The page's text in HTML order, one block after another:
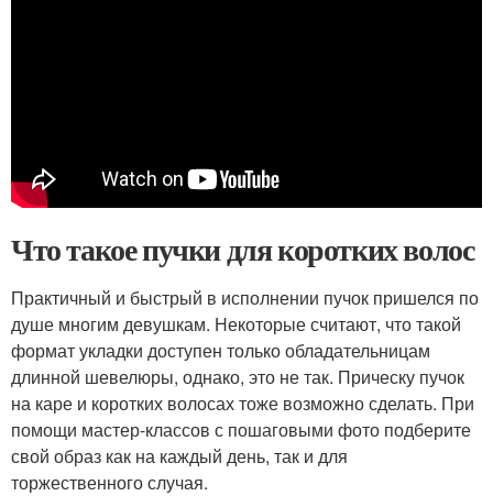
Что такое пучки для коротких волос
Практичный и быстрый в исполнении пучок пришелся по
душе многим девушкам. Некоторые считают, что такой
формат укладки доступен только обладательницам
длинной шевелюры, однако, это не так. Прическу пучок
на каре и коротких волосах тоже возможно сделать. При
помощи мастер-классов с пошаговыми фото подберите
свой образ как на каждый день, так и для
торжественного случая.